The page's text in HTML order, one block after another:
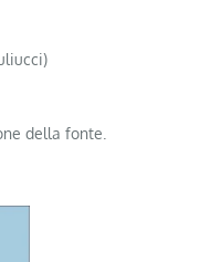
della fonte.